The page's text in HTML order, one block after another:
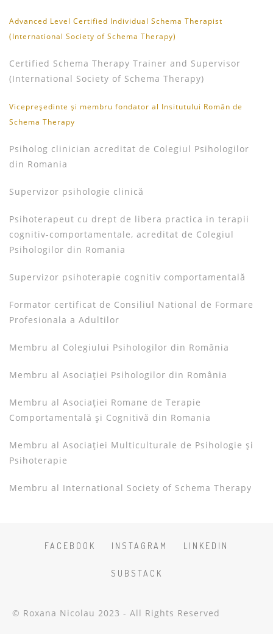
Advanced Level Certified Individual Schema Therapist
(International Society of Schema Therapy)
Certified Schema Therapy Trainer and Supervisor
(International Society of Schema Therapy)
Vicepreședinte și membru fondator al Insitutului Român de
Schema Therapy
Psiholog clinician acreditat de Colegiul Psihologilor
din Romania
Supervizor psihologie clinică
Psihoterapeut cu drept de libera practica in terapii
cognitiv-comportamentale, acreditat de Colegiul
Psihologilor din Romania
Supervizor psihoterapie cognitiv comportamentală
Formator certificat de Consiliul National de Formare
Profesionala a Adultilor
Membru al Colegiului Psihologilor din România
Membru al Asociației Psihologilor din România
Membru al Asociației Romane de Terapie
Comportamentală și Cognitivă din Romania
Membru al Asociației Multiculturale de Psihologie și
Psihoterapie
Membru al International Society of Schema Therapy
FACEBOOK INSTAGRAM LINKEDIN
SUBSTACK
© Roxana Nicolau 2023 - All Rights Reserved